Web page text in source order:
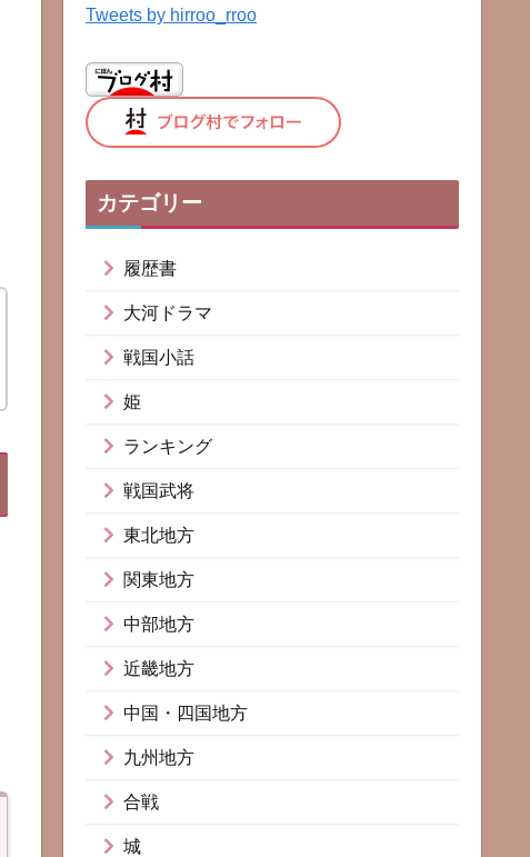
Tweets by hirroo_rroo
カテゴリー
履歴書
大河ドラマ
戦国小話
姫
ランキング
戦国武将
東北地方
関東地方
中部地方
近畿地方
中国・四国地方
九州地方
合戦
城